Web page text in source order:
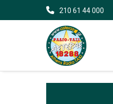
210 61 44 000